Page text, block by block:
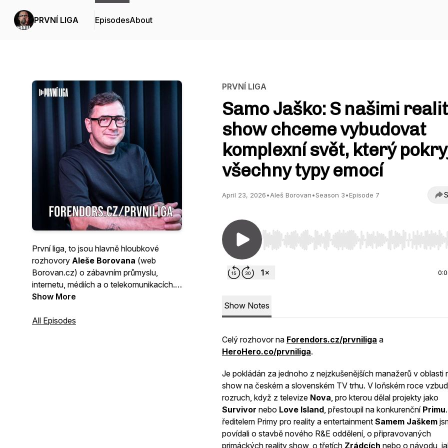
PRVNÍ LIGA EpisodesAbout
První liga, to jsou hlavně hloubkové
rozhovory Aleše Borovana (web
Borovan.cz) o zábavním průmyslu,
internetu, médiích a o telekomunikacích.
S lidmi, kteří v těchto oborech patří ke
Forendors/prvniliga.
Show More
All Episodes
PRVNÍ LIGA
Samo Jaško: S našimi
show chceme vybudovat
komplexní svět, který
všechny typy emocí
April 23, 2026•Aleš Borovan•Season 3•Episode 7
Use Left/Right to seek, Home/End to jump to start
Show Notes
Celý rozhovor na Forendors.cz/prvniliga a
HeroHero.co/prvniliga.
Je pokládán za jednoho z nejzkušenějších manažerů v oblasti
show na českém a slovenském TV trhu. V loňském roce
rozruch, když z televize Nova, pro kterou dělal projekty jako
Survivor nebo Love Island, přestoupil na konkurenční Primu
ředitelem Primy pro reality a entertainment Samem Jaškem
povídali o stavbě nového R&E oddělení, o připravovaných
primáckých reality show, o třetích Zrádcích nebo o návodu,